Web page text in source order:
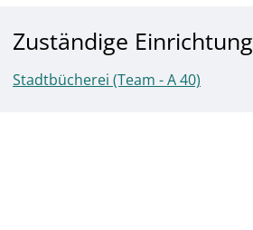
Zuständige Einrichtung
Stadtbücherei (Team - A 40)